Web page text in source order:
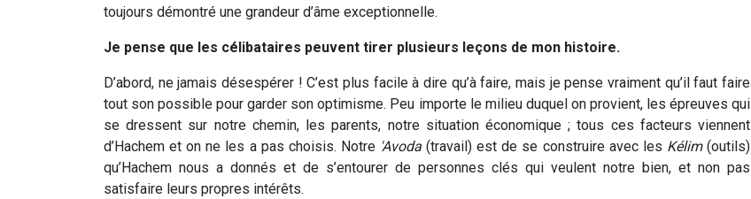
toujours démontré une grandeur d’âme exceptionnelle.
Je pense que les célibataires peuvent tirer plusieurs leçons de mon histoire.
D’abord, ne jamais désespérer ! C’est plus facile à dire qu’à faire, mais je pense vraiment qu’il faut faire
tout son possible pour garder son optimisme. Peu importe le milieu duquel on provient, les épreuves qui
se dressent sur notre chemin, les parents, notre situation économique ; tous ces facteurs viennent
d’Hachem et on ne les a pas choisis. Notre'Avoda (travail) est de se construire avec les Kélim(outils)
qu’Hachem nous a donnés et de s’entourer de personnes clés qui veulent notre bien, et non pas
satisfaire leurs propres intérêts.